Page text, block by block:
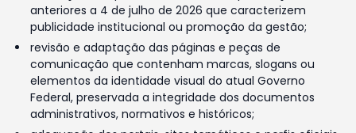
anteriores a 4 de julho de 2026 que caracterizem
publicidade institucional ou promoção da gestão;
revisão e adaptação das páginas e peças de
comunicação que contenham marcas, slogans ou
elementos da identidade visual do atual Governo
Federal, preservada a integridade dos documentos
administrativos, normativos e históricos;